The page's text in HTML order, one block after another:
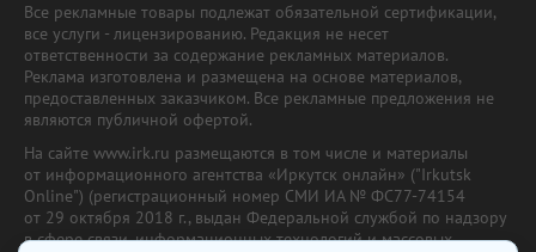
Все рекламные товары подлежат обязательной сертификации,
все услуги - лицензированию. Редакция не несет
ответственности за содержание рекламных материалов.
Реклама изготовлена и размещена на основе материалов,
предоставленных заказчиком. Все рекламные предложения не
являются публичной офертой.
На сайте www.irk.ru размещаются в том числе и материалы
от информационного агентства «Иркутск онлайн» ("Irkutsk
Online") (регистрационный номер СМИ ИА № ФС77-74154
от 29 октября 2018 г., выдан Федеральной службой по надзору
в сфере связи, информационных технологий и массовых